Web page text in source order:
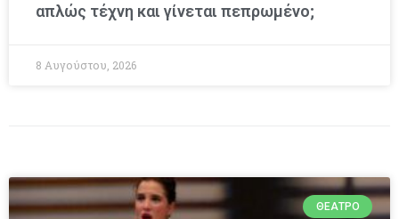
απλώς τέχνη και γίνεται πεπρωμένο;
8 Αυγούστου, 2026
ΘΈΑΤΡΟ